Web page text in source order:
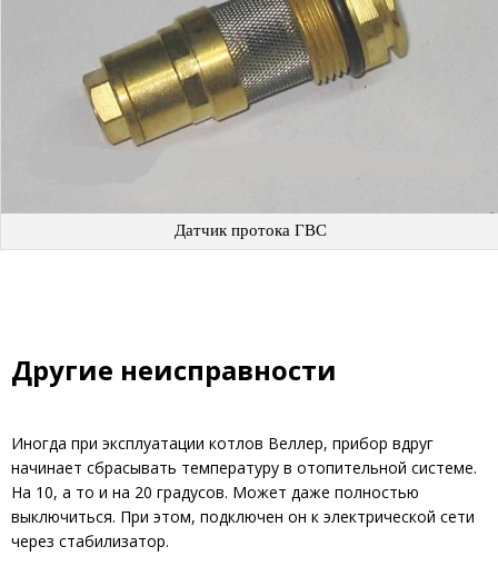
Датчик протока ГВС
Другие неисправности
Иногда при эксплуатации котлов Веллер, прибор вдруг
начинает сбрасывать температуру в отопительной системе.
На 10, а то и на 20 градусов. Может даже полностью
выключиться. При этом, подключен он к электрической сети
через стабилизатор.